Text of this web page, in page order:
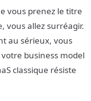
vous prenez le titre
vous allez surréagir.
au sérieux, vous
business model
classique résiste